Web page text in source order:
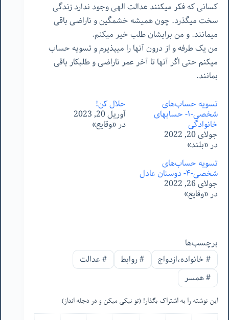
کسانی که فکر میکنند عدالت الهی وجود ندارد زندگی
سخت میگذرد. چون همیشه خشمگین و ناراضی باقی
میمانند. و من برایشان طلب خیر میکنم.
من یک طرفه و از درون آنها را میپذیرم و تسویه حساب
میکنم حتی اگر آنها تا آخر عمر ناراضی و طلبکار باقی
بمانند.
تسویه حساب‌های
شخصی-١- حسابهای
خانوادگی
جولای 20, 2022
در «بلند»
حلال کن!
آوریل 20, 2023
در «وقایع»
تسویه حساب‌های
شخصی-۴- دوستان عادل
جولای 26, 2022
در «وقایع»
برچسب‌ها
#خانواده،ازدواج #روابط #عدالت
#همسر
این نوشته را به اشتراک بگذار! (تو نیکی میکن و در دجله انداز)